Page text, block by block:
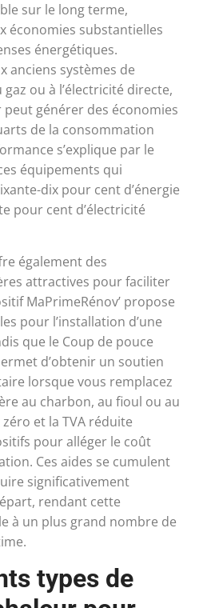
sur le long terme,
économies substantielles
énergétiques.
anciens systèmes de
ou à l’électricité directe,
générer des économies
de la consommation
s’explique par le
équipements qui
dix pour cent d’énergie
pour cent d’électricité
également des
attractives pour faciliter
MaPrimeRénov’ propose
pour l’installation d’une
que le Coup de pouce
d’obtenir un soutien
lorsque vous remplacez
au charbon, au fioul ou au
zéro et la TVA réduite
pour alléger le coût
Ces aides se cumulent
significativement
rendant cette
à un plus grand nombre de
types de